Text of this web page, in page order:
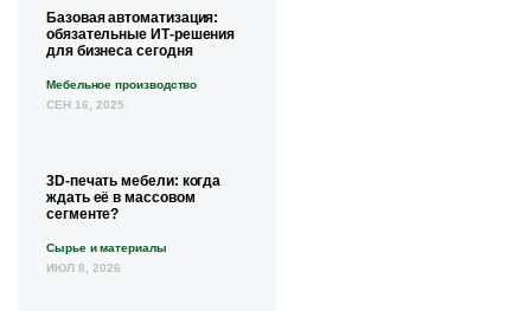
Базовая автоматизация:
обязательные ИТ-решения
для бизнеса сегодня
Мебельное производство
СЕН 16, 2025
3D-печать мебели: когда
ждать её в массовом
сегменте?
Сырье и материалы
ИЮЛ 8, 2026